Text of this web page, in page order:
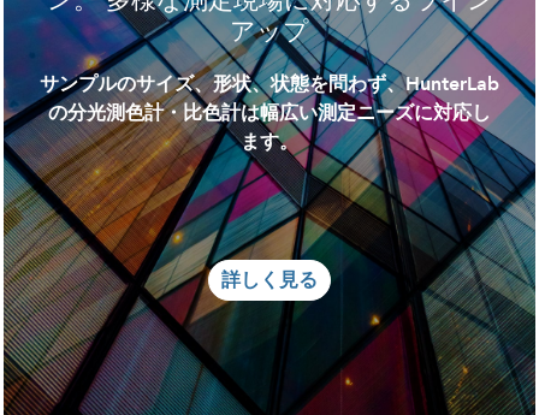
アップ
サンプルのサイズ、形状、状態を問わず、HunterLab
の分光測色計・比色計は幅広い測定ニーズに対応し
ます。
詳しく見る